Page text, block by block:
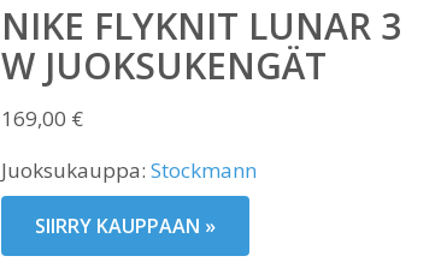
NIKE FLYKNIT LUNAR 3
W JUOKSUKENGÄT
169,00 €
Juoksukauppa: Stockmann
SIIRRY KAUPPAAN »